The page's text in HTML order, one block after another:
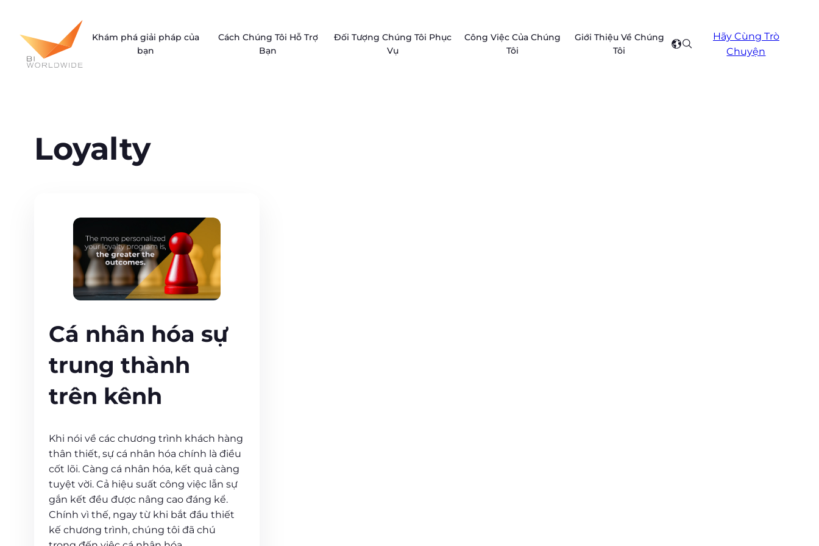
content
Khám phá giải pháp của
bạn
Cách Chúng Tôi Hỗ Trợ
Bạn
Đối Tượng Chúng Tôi Phục
Vụ
Công Việc Của Chúng
Tôi
Giới Thiệu Về Chúng
Tôi
Select
SearchHãy Cùng Trò
Chuyện
Loyalty
Cá nhân hóa sự
trung thành
trên kênh
Khi nói về các chương trình khách hàng
thân thiết, sự cá nhân hóa chính là điều
cốt lõi. Càng cá nhân hóa, kết quả càng
tuyệt vời. Cả hiệu suất công việc lẫn sự
gắn kết đều được nâng cao đáng kể.
Chính vì thế, ngay từ khi bắt đầu thiết
kế chương trình, chúng tôi đã chú